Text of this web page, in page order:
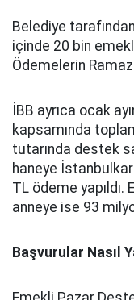
Belediye
içinde 20 bin
Ödemelerin
İBB ayrıca ocak
kapsamında
tutarında destek
haneye
TL ödeme
anneye ise 93
Başvurular Nasıl